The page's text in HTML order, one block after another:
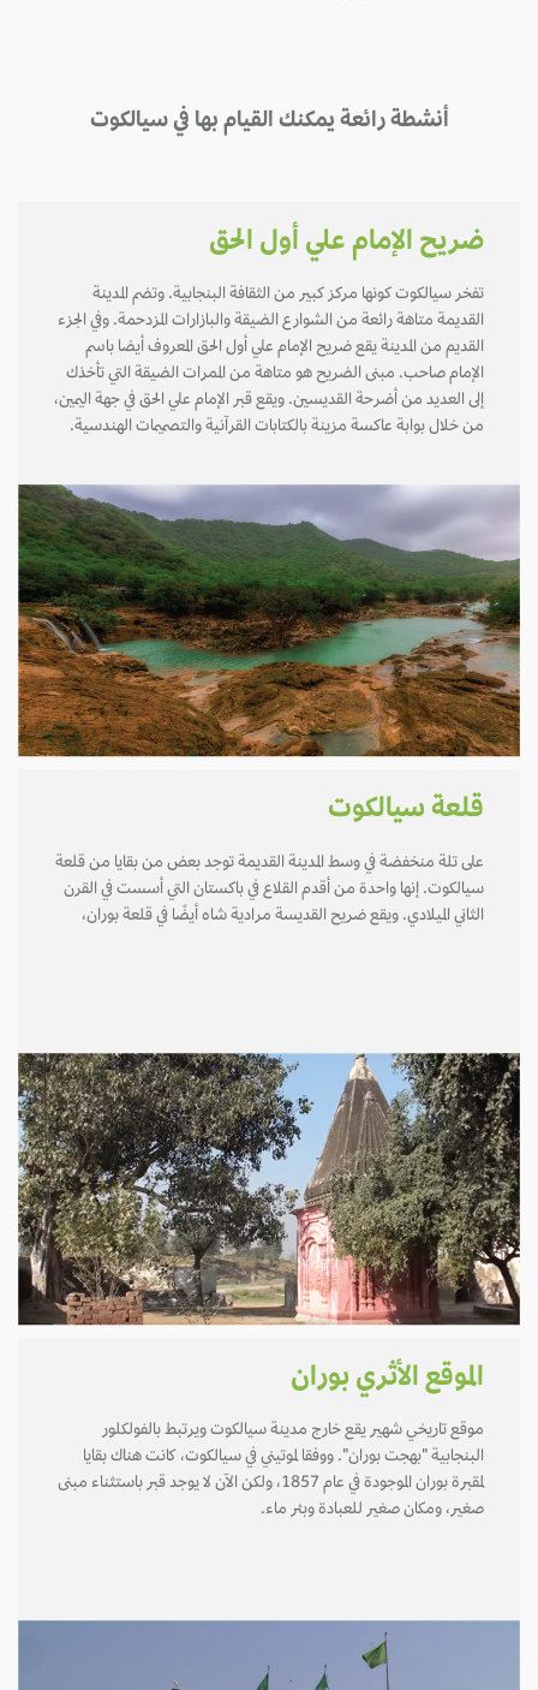
أنشطة رائعة يمكنك القيام بها في سيالكوت
ضريح الإمام علي أول الحق
تفخر سيالكوت كونها مركز كبير من الثقافة البنجابية. وتضم المدينة
القديمة متاهة رائعة من الشوارع الضيقة والبازارات المزدحمة. وفي الجزء
القديم من المدينة يقع ضريح الإمام علي أول الحق المعروف أيضا باسم
الإمام صاحب. مبنى الضريح هو متاهة من الممرات الضيقة التي تأخذك
إلى العديد من أضرحة القديسين. ويقع قبر الإمام علي الحق في جهة اليمين،
من خلال بوابة عاكسة مزينة بالكتابات القرآنية والتصميمات الهندسية.
قلعة سيالكوت
على تلة منخفضة في وسط المدينة القديمة توجد بعض من بقايا من قلعة
سيالكوت. إنها واحدة من أقدم القلاع في باكستان التي أسست في القرن
الثاني الميلادي. ويقع ضريح القديسة مرادية شاه أيضًا في قلعة بوران،
الموقع الأثري بوران
موقع تاريخي شهير يقع خارج مدينة سيالكوت ويرتبط بالفولكلور
البنجابية "بهجت بوران". ووفقا لموتيني في سيالكوت، كانت هناك بقايا
لمقبرة بوران الموجودة في عام 1857، ولكن الآن لا يوجد قبر باستثناء مبنى
صغير، ومكان صغير للعبادة وبئر ماء.